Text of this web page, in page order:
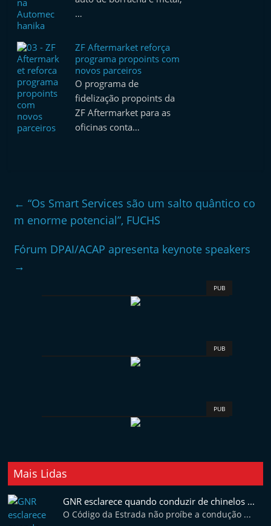
…
ZF Aftermarket reforça
programa propoints com
novos parceiros
O programa de
fidelização propoints da
ZF Aftermarket para as
oficinas conta…
← “Os Smart Services são um salto quântico co
m enorme potencial”, FUCHS
Fórum DPAI/ACAP apresenta keynote speakers
→
PUB
PUB
PUB
Mais Lidas
GNR esclarece quando conduzir de chinelos ...
O Código da Estrada não proíbe a condução ...